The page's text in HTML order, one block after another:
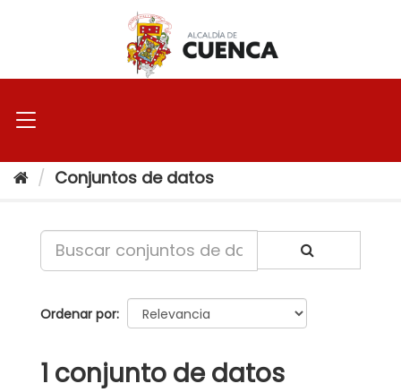
Conjuntos de datos
Ordenar por
1 conjunto de datos